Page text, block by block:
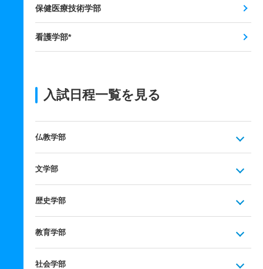
保健医療技術学部
看護学部*
入試日程一覧を見る
仏教学部
文学部
歴史学部
教育学部
社会学部